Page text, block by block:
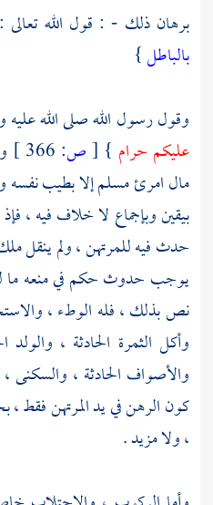
برهان ذلك - : قول الله
بالباطل}
وقول رسول الله صلى الله
عليكم حرام }
[ص:
مال امرئ مسلم إلا بطيب نفسه
بيقين وبإجماع لا خلاف فيه ،
حدث فيه للمرتهن ، ولم ينقل
يوجب حدوث حكم في منعه ما
نص بذلك ، فله الوطء ،
وأكل الثمرة الحادثة ،
والأصواف الحادثة ، والسكنى
كون الرهن في يد المرتهن فقط
، ولا مزيد .